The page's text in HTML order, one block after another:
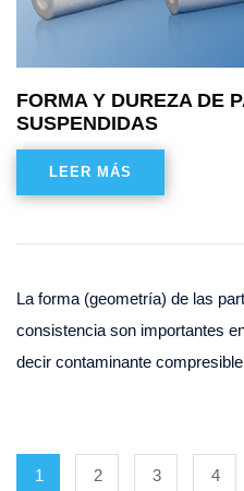
FORMA Y DUREZA DE
SUSPENDIDAS
LEER MÁS
La forma (geometría) de las
consistencia son importantes
decir contaminante
1 2 3 4